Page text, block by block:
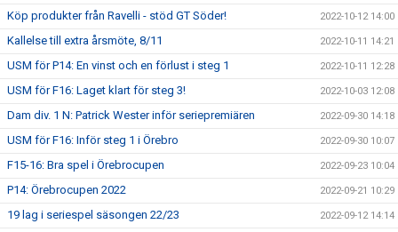
Köp produkter från Ravelli - stöd GT Söder! 2022-10-12 14:00
Kallelse till extra årsmöte, 8/11 2022-10-11 14:21
USM för P14: En vinst och en förlust i steg 1 2022-10-11 12:28
USM för F16: Laget klart för steg 3! 2022-10-03 12:08
Dam div. 1 N: Patrick Wester inför seriepremiären 2022-09-30 14:18
USM för F16: Inför steg 1 i Örebro 2022-09-30 10:07
F15-16: Bra spel i Örebrocupen 2022-09-23 10:04
P14: Örebrocupen 2022 2022-09-21 10:29
19 lag i seriespel säsongen 22/23 2022-09-12 14:14